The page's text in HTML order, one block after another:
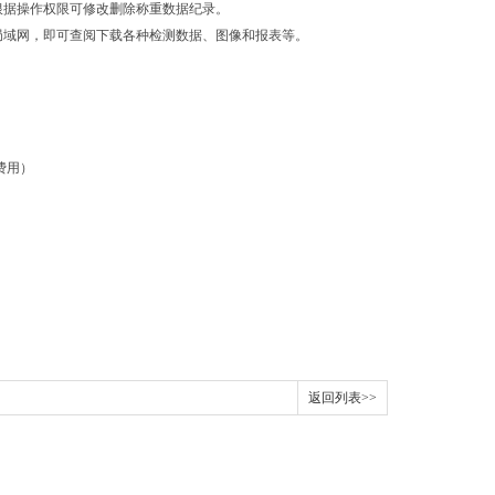
操作权限可修改删除称重数据纪录。
网，即可查阅下载各种检测数据、图像和报表等。
）
返回列表>>